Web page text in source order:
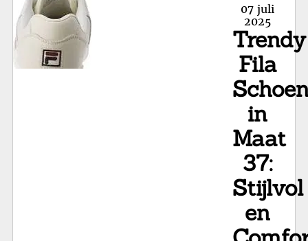
–
Posted
on
07 juli
2025
Trendy
Fila
in
Maat
37:
Stijlvol
en